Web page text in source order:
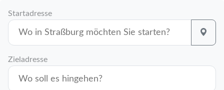
Startadresse
Zieladresse